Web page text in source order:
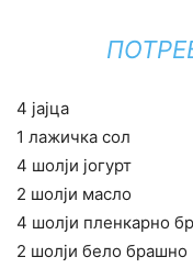
4 јајца
1 лажичка сол
4 шолји јогурт
2 шолји масло
4 шолји пленкарно
2 шолји бело брашно